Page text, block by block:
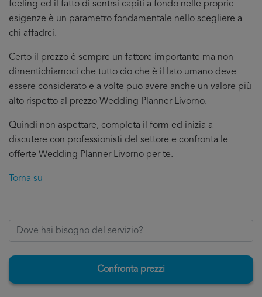
feeling ed il fatto di sentrsi capiti a fondo nelle proprie
esigenze è un parametro fondamentale nello scegliere a
chi affadrci.
Certo il prezzo è sempre un fattore importante ma non
dimentichiamoci che tutto cio che è il lato umano deve
essere considerato e a volte puo avere anche un valore più
alto rispetto al prezzo Wedding Planner Livorno.
Quindi non aspettare, completa il form ed inizia a
discutere con professionisti del settore e confronta le
offerte Wedding Planner Livorno per te.
Torna su
Confronta prezzi